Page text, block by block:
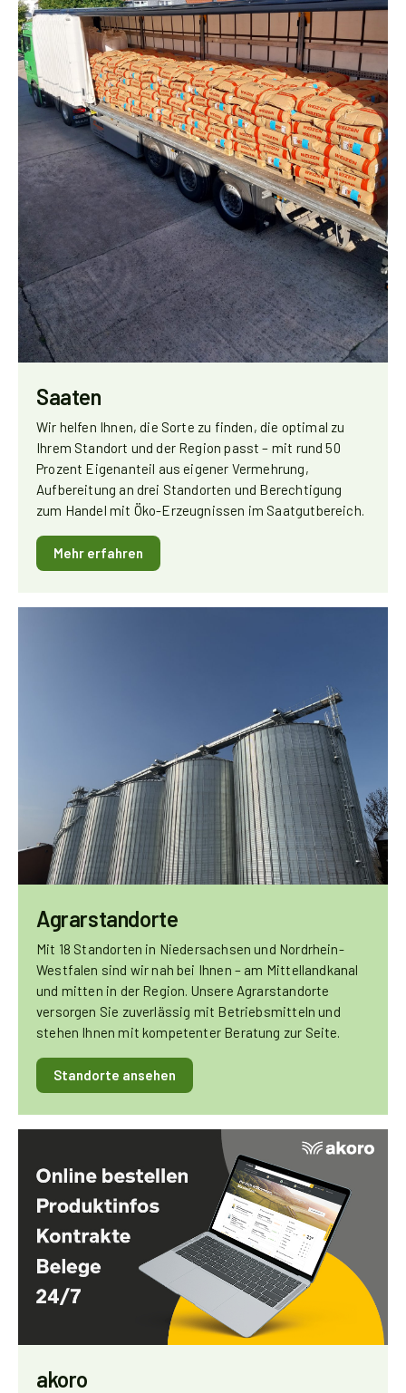
Saaten
Wir helfen Ihnen, die Sorte zu finden, die optimal zu
Ihrem Standort und der Region passt – mit rund 50
Prozent Eigenanteil aus eigener Vermehrung,
Aufbereitung an drei Standorten und Berechtigung
zum Handel mit Öko-Erzeugnissen im Saatgutbereich.
Mehr erfahren
Agrarstandorte
Mit 18 Standorten in Niedersachsen und Nordrhein-
Westfalen sind wir nah bei Ihnen – am Mittellandkanal
und mitten in der Region. Unsere Agrarstandorte
versorgen Sie zuverlässig mit Betriebsmitteln und
stehen Ihnen mit kompetenter Beratung zur Seite.
Standorte ansehen
akoro